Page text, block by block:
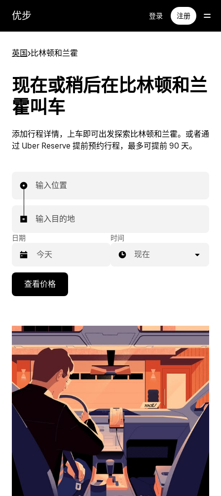
优步 登录 注册
英国>比林顿和兰霍
现在或稍后在比林顿和兰
霍叫车
添加行程详情，上车即可出发探索比林顿和兰霍。或者通
过 Uber Reserve 提前预约行程，最多可提前 90 天。
输入位置
输入目的地
日期
向
头
浏
日
并
期。
按
退
时间
现在
查看价格